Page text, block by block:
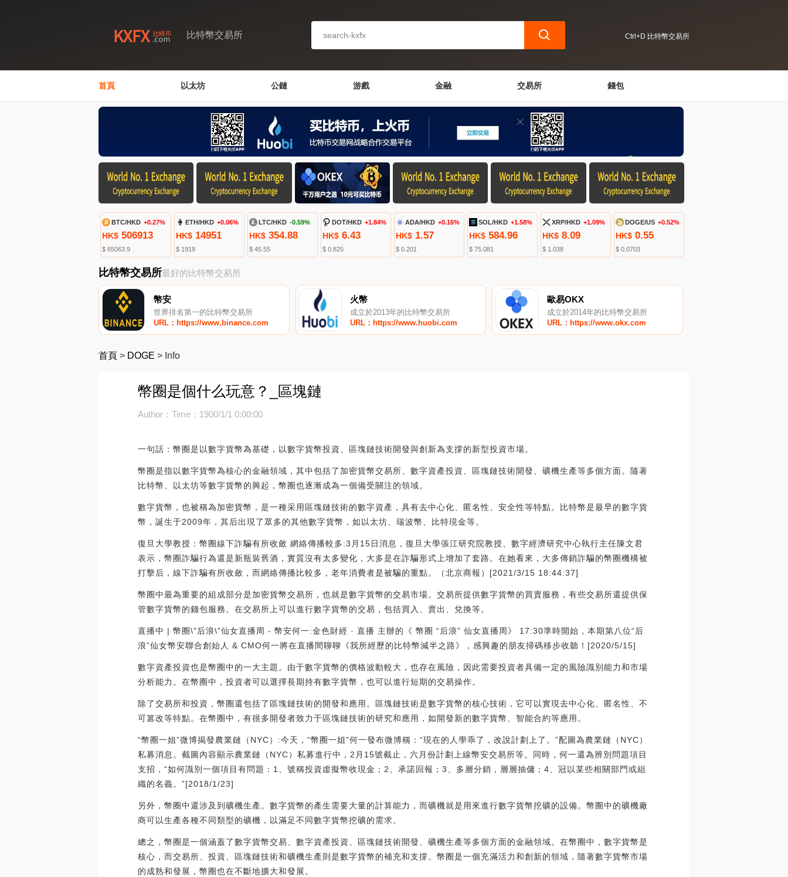
比特幣交易所 Ctrl+D 比特幣交易所
首頁 以太坊 公鏈 游戲 金融 交易所 錢包
BTC/HKD +0.27%
HK$ 506913
$ 65063.9
ETH/HKD +0.06%
HK$14951
$ 1919
LTC/HKD -0.59%
HK$354.88
$ 45.55
DOT/HKD +1.84%
HK$6.43
$ 0.825
ADA/HKD +0.16%
HK$1.57
$ 0.201
SOL/HKD +1.58%
HK$ 584.96
$ 75.081
XRP/HKD +1.09%
HK$ 8.09
$ 1.038
DOGE/US +0.52%
HK$ 0.55
$ 0.0703
比特幣交易所最好的比特幣交易所
幣安
世界排名第一的比特幣交易所
URL：https://www.binance.com
火幣
成立於2013年的比特幣交易所
URL：https://www.huobi.com
歐易OKX
成立於2014年的比特幣交易所
URL：https://www.okx.com
首頁 > DOGE > Info
幣圈是個什么玩意？_區塊鏈
Author：Time：1900/1/1 0:00:00
一句話：幣圈是以數字貨幣為基礎，以數字貨幣投資、區塊鏈技術開發與創新為支撐的新型投資市場。
幣圈是指以數字貨幣為核心的金融領域，其中包括了加密貨幣交易所、數字資產投資、區塊鏈技術開發、礦機生產等多個方面。隨著
比特幣、以太坊等數字貨幣的興起，幣圈也逐漸成為一個備受關注的領域。
數字貨幣，也被稱為加密貨幣，是一種采用區塊鏈技術的數字資產，具有去中心化、匿名性、安全性等特點。比特幣是最早的數字貨
幣，誕生于2009年，其后出現了眾多的其他數字貨幣，如以太坊、瑞波幣、比特現金等。
復旦大學教授：幣圈線下詐騙有所收斂 網絡傳播較多:3月15日消息，復旦大學張江研究院教授、數字經濟研究中心執行主任陳文君
表示，幣圈詐騙行為還是新瓶裝舊酒，實質沒有太多變化，大多是在詐騙形式上增加了套路。在她看來，大多傳銷詐騙的幣圈機構被
打擊后，線下詐騙有所收斂，而網絡傳播比較多，老年消費者是被騙的重點。（北京商報）[2021/3/15 18:44:37]
幣圈中最為重要的組成部分是加密貨幣交易所，也就是數字貨幣的交易市場。交易所提供數字貨幣的買賣服務，有些交易所還提供保
管數字貨幣的錢包服務。在交易所上可以進行數字貨幣的交易，包括買入、賣出、兌換等。
直播中 | 幣圈\"后浪\"仙女直播周 - 幣安何一:金色財經 · 直播 主辦的《 幣圈 “后浪” 仙女直播周》 17:30準時開始，本期第八位“后
浪”仙女幣安聯合創始人 & CMO何一將在直播間聊聊《我所經歷的比特幣減半之路》，感興趣的朋友掃碼移步收聽！[2020/5/15]
數字資產投資也是幣圈中的一大主題。由于數字貨幣的價格波動較大，也存在風險，因此需要投資者具備一定的風險識別能力和市場
分析能力。在幣圈中，投資者可以選擇長期持有數字貨幣，也可以進行短期的交易操作。
除了交易所和投資，幣圈還包括了區塊鏈技術的開發和應用。區塊鏈技術是數字貨幣的核心技術，它可以實現去中心化、匿名性、不
可篡改等特點。在幣圈中，有很多開發者致力于區塊鏈技術的研究和應用，如開發新的數字貨幣、智能合約等應用。
“幣圈一姐”微博揭發農業鏈（NYC）:今天，“幣圈一姐”何一發布微博稱：“現在的人學乖了，改說計劃上了。”配圖為農業鏈（NYC）
私募消息。截圖內容顯示農業鏈（NYC）私募進行中，2月15號截止，六月份計劃上線幣安交易所等。同時，何一還為辨別問題項目
支招，“如何識別一個項目有問題：1、號稱投資虛擬幣收現金；2、承諾回報；3、多層分銷，層層抽傭；4、冠以某些相關部門或組
織的名義。”[2018/1/23]
另外，幣圈中還涉及到礦機生產。數字貨幣的產生需要大量的計算能力，而礦機就是用來進行數字貨幣挖礦的設備。幣圈中的礦機廠
商可以生產各種不同類型的礦機，以滿足不同數字貨幣挖礦的需求。
總之，幣圈是一個涵蓋了數字貨幣交易、數字資產投資、區塊鏈技術開發、礦機生產等多個方面的金融領域。在幣圈中，數字貨幣是
核心，而交易所、投資、區塊鏈技術和礦機生產則是數字貨幣的補充和支撐。幣圈是一個充滿活力和創新的領域，隨著數字貨幣市場
的成熟和發展，幣圈也在不斷地擴大和發展。